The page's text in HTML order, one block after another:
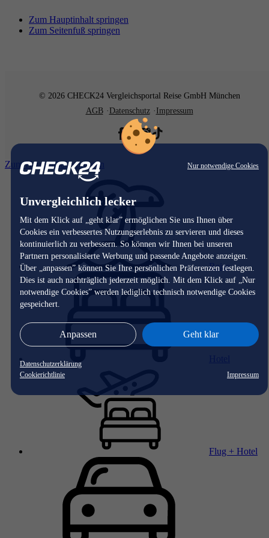
Nur notwendige Cookies
Unvergleichlich lecker
Mit dem Klick auf „geht klar” ermöglichen Sie uns Ihnen über
Cookies ein verbessertes Nutzungserlebnis zu servieren und dieses
kontinuierlich zu verbessern. So können wir Ihnen bei unseren
Partnern personalisierte Werbung und passende Angebote anzeigen.
Über „anpassen” können Sie Ihre persönlichen Präferenzen festlegen.
Dies ist auch nachträglich jederzeit möglich. Mit dem Klick auf „Nur
notwendige Cookies” werden lediglich technisch notwendige Cookies
gespeichert.
Anpassen Geht klar
Datenschutzerklärung
Cookierichtlinie
Impressum
Zum Hauptinhalt springen
Zum Seitenfuß springen
© 2026 CHECK24 Vergleichsportal Reise GmbH München
AGB
Datenschutz Impressum
Zum Hauptinhalt springen
Reise
Flug + Hotel